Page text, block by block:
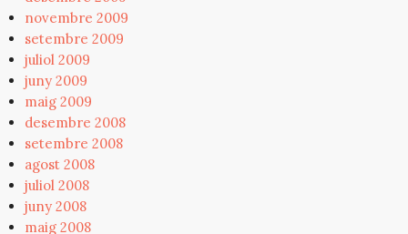
novembre 2009
setembre 2009
juliol 2009
juny 2009
maig 2009
desembre 2008
setembre 2008
agost 2008
juliol 2008
juny 2008
maig 2008